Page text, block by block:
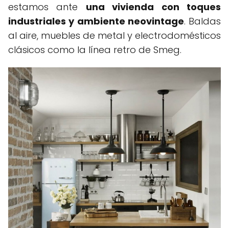
estamos ante una vivienda con toques
industriales y ambiente neovintage. Baldas
al aire, muebles de metal y electrodomésticos
clásicos como la línea retro de Smeg.